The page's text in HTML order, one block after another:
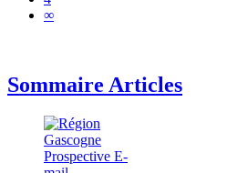
∞
Sommaire Articles